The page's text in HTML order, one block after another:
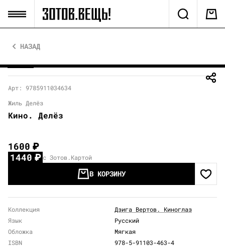
НАЗАД
Арт: 9785911034634
Жиль Делёз
Кино. Делёз
1600₽
1440₽ с Зотов.Картой
В КОРЗИНУ
Коллекция
Дзига Вертов. Киноглаз
Язык
Русский
Обложка
Мягкая
ISBN
978-5-91103-463-4